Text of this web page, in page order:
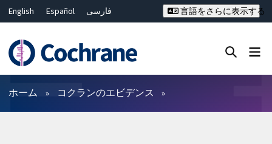
English Español
فارسی
Deutsch
Bahasa Malaysia
ไทย
繁體中文
简体中文
言語をさらに表示する
フィルター
ホーム コクランのエビデンス